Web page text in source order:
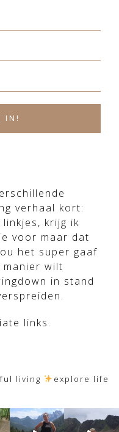
verhaal kort:
krijg ik
voor maar dat
het super gaaf
manier wilt
in stand
links.
living
explore life